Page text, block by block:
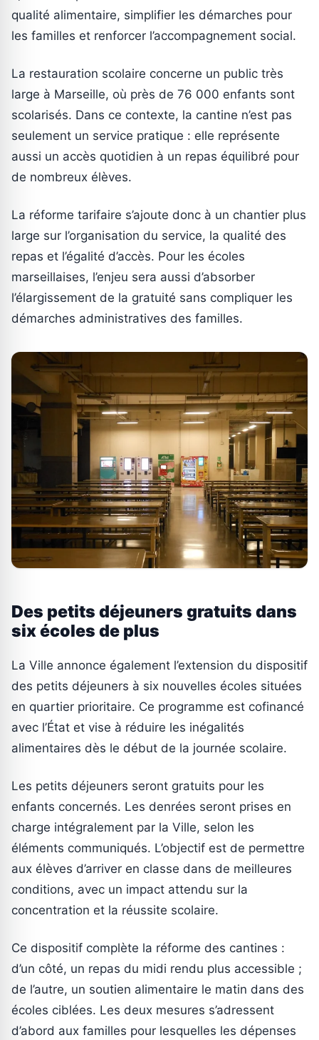
qualité alimentaire, simplifier les démarches pour
les familles et renforcer l’accompagnement social.
La restauration scolaire concerne un public très
large à Marseille, où près de 76 000 enfants sont
scolarisés. Dans ce contexte, la cantine n’est pas
seulement un service pratique : elle représente
aussi un accès quotidien à un repas équilibré pour
de nombreux élèves.
La réforme tarifaire s’ajoute donc à un chantier plus
large sur l’organisation du service, la qualité des
repas et l’égalité d’accès. Pour les écoles
marseillaises, l’enjeu sera aussi d’absorber
l’élargissement de la gratuité sans compliquer les
démarches administratives des familles.
Des petits déjeuners gratuits dans
six écoles de plus
La Ville annonce également l’extension du dispositif
des petits déjeuners à six nouvelles écoles situées
en quartier prioritaire. Ce programme est cofinancé
avec l’État et vise à réduire les inégalités
alimentaires dès le début de la journée scolaire.
Les petits déjeuners seront gratuits pour les
enfants concernés. Les denrées seront prises en
charge intégralement par la Ville, selon les
éléments communiqués. L’objectif est de permettre
aux élèves d’arriver en classe dans de meilleures
conditions, avec un impact attendu sur la
concentration et la réussite scolaire.
Ce dispositif complète la réforme des cantines :
d’un côté, un repas du midi rendu plus accessible ;
de l’autre, un soutien alimentaire le matin dans des
écoles ciblées. Les deux mesures s’adressent
d’abord aux familles pour lesquelles les dépenses